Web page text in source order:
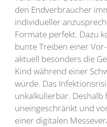
den Endverbraucher
individueller
Formate perfekt. Dazu
bunte Treiben einer
aktuell besonders die
Kind während einer
würde. Das
unkalkulierbar. Deshalb
uneingeschränkt und
einer digitalen